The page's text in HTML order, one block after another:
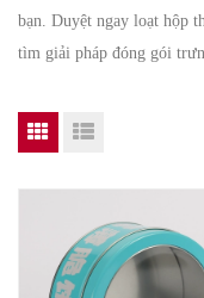
bạn. Duyệt ngay loạt hộp
tìm giải pháp đóng gói